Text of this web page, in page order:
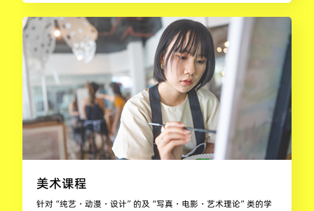
美术课程
针对“纯艺・动漫・设计”的及“写真・电影・艺术理论”类的学